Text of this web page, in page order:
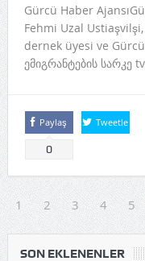
Gürcü Haber
Fehmi Uzal
dernek üyesi ve
ემიგრანტების სარკე
Paylaş
0
Tweetle
1 2 3 4 5
SON EKLENENLER